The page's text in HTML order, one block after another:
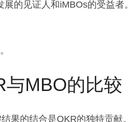
展的见证人和iMBOs的受益者
与MBO的比较
果的结合是OKR的独特贡献